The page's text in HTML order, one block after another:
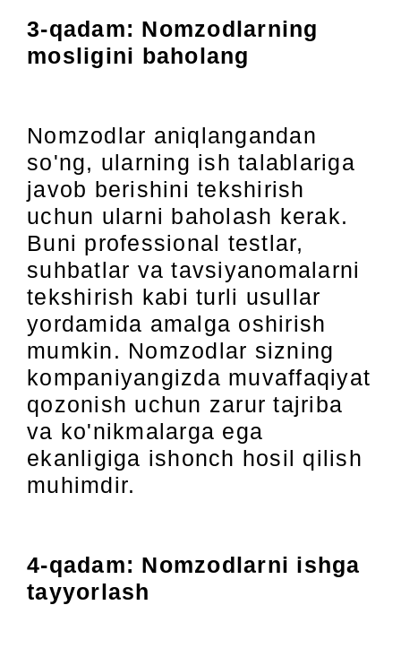
3-qadam: Nomzodlarning
mosligini baholang
Nomzodlar aniqlangandan
so'ng, ularning ish talablariga
javob berishini tekshirish
uchun ularni baholash kerak.
Buni professional testlar,
suhbatlar va tavsiyanomalarni
tekshirish kabi turli usullar
yordamida amalga oshirish
mumkin. Nomzodlar sizning
kompaniyangizda muvaffaqiyat
qozonish uchun zarur tajriba
va ko'nikmalarga ega
ekanligiga ishonch hosil qilish
muhimdir.
4-qadam: Nomzodlarni ishga
tayyorlash